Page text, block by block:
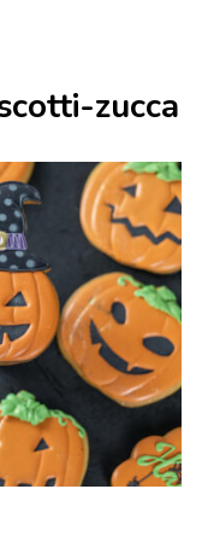
zucca